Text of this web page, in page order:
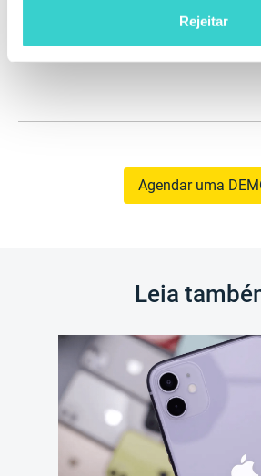
Rejeitar
software específico que passou em
necessários e tem uma certificação
Agendar uma
Leia